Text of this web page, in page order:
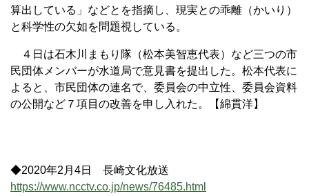
算出している」などとを指摘し、現実との乖離（かいり）
と科学性の欠如を問題視している。
４日は石木川まもり隊（松本美智恵代表）など三つの市
民団体メンバーが水道局で意見書を提出した。松本代表に
よると、市民団体の連名で、委員会の中立性、委員会資料
の公開など７項目の改善を申し入れた。【綿貫洋】
◆2020年2月4日 長崎文化放送
https://www.ncctv.co.jp/news/76485.html